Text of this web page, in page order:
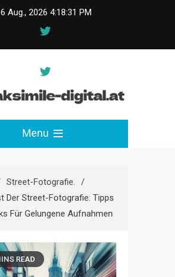
Aug., 2026 4:18:32 PM
digital.at
Menu
Street-Fotografie.
Der Street-Fotografie: Tipps
Für Gelungene Aufnahmen
READ